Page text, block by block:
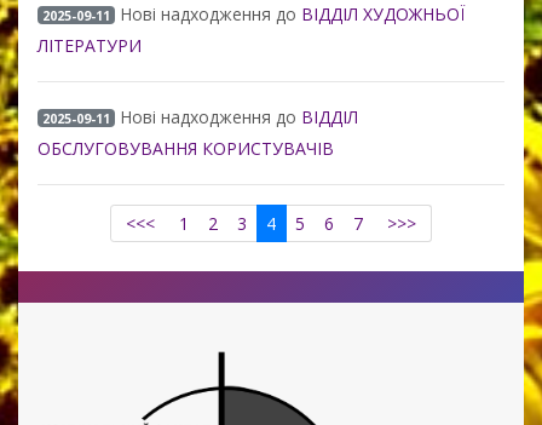
2025-09-11 Нові надходження до ВІДДІЛ ХУДОЖНЬОЇ
ЛІТЕРАТУРИ
2025-09-11 Нові надходження до ВІДДІЛ
ОБСЛУГОВУВАННЯ КОРИСТУВАЧІВ
<<< 1 2 3 4 5 6 7 >>>